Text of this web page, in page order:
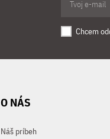
Chcem
O NÁS
Náš príbeh